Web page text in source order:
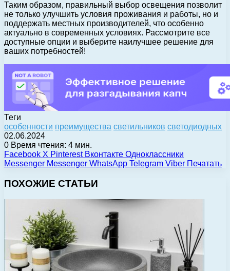
Таким образом, правильный выбор освещения позволит
не только улучшить условия проживания и работы, но и
поддержать местных производителей, что особенно
актуально в современных условиях. Рассмотрите все
доступные опции и выберите наилучшее решение для
ваших потребностей!
Теги
особенности преимущества светильников светодиодных
02.06.2024
0 Время чтения: 4 мин.
Facebook X Pinterest Вконтакте Одноклассники
Messenger Messenger WhatsApp Telegram Viber Печатать
ПОХОЖИЕ СТАТЬИ